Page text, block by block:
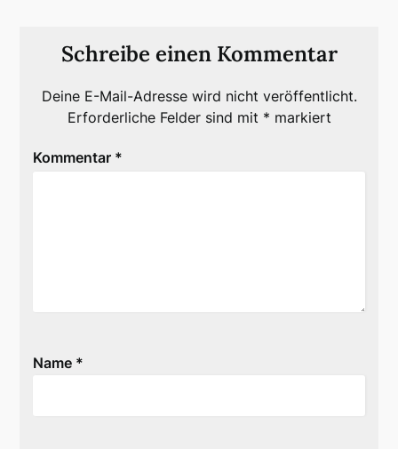
Schreibe einen Kommentar
Deine E-Mail-Adresse wird nicht veröffentlicht.
Erforderliche Felder sind mit * markiert
Kommentar *
Name *